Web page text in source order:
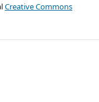
Creative Commons